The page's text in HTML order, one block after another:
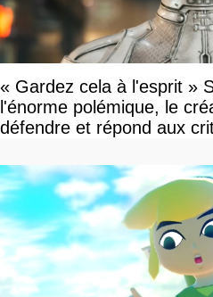
« Gardez cela à l'esprit »
l'énorme polémique, le
défendre et répond aux